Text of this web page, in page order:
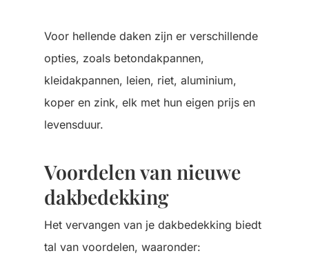
Voor hellende daken zijn er verschillende
opties, zoals betondakpannen,
kleidakpannen, leien, riet, aluminium,
koper en zink, elk met hun eigen prijs en
levensduur.
Voordelen van nieuwe
dakbedekking
Het vervangen van je dakbedekking biedt
tal van voordelen, waaronder: